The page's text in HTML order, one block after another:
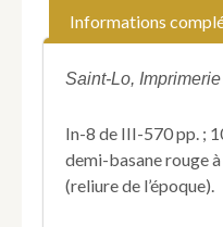
sur
du
de
ses
villes.
Informations
Saint-Lo,
In-8 de III-570 pp. ;
demi-basane rouge
(reliure de l’époque).